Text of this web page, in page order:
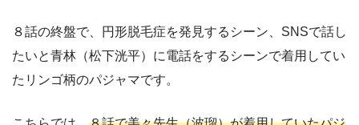
８話の終盤で、円形脱毛症を発見するシーン、SNSで話し
たいと青林（松下洸平）に電話をするシーンで着用してい
たリンゴ柄のパジャマです。